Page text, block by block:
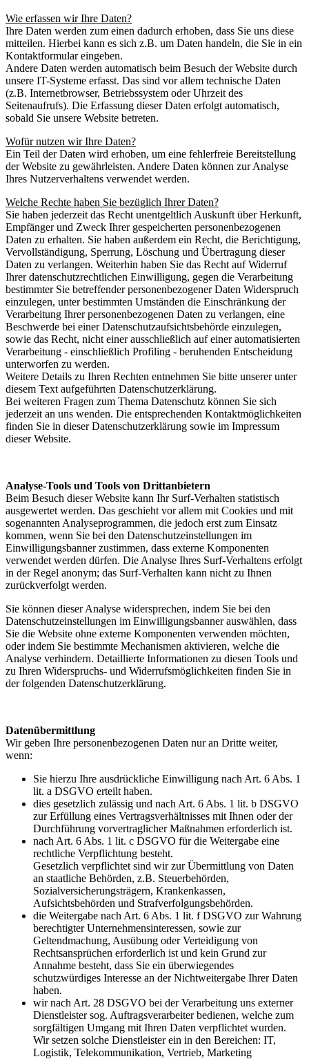
Wie erfassen wir Ihre Daten?
Ihre Daten werden zum einen dadurch erhoben, dass Sie uns diese
mitteilen. Hierbei kann es sich z.B. um Daten handeln, die Sie in ein
Kontaktformular eingeben.
Andere Daten werden automatisch beim Besuch der Website durch
unsere IT-Systeme erfasst. Das sind vor allem technische Daten
(z.B. Internetbrowser, Betriebssystem oder Uhrzeit des
Seitenaufrufs). Die Erfassung dieser Daten erfolgt automatisch,
sobald Sie unsere Website betreten.
Wofür nutzen wir Ihre Daten?
Ein Teil der Daten wird erhoben, um eine fehlerfreie Bereitstellung
der Website zu gewährleisten. Andere Daten können zur Analyse
Ihres Nutzerverhaltens verwendet werden.
Welche Rechte haben Sie bezüglich Ihrer Daten?
Sie haben jederzeit das Recht unentgeltlich Auskunft über Herkunft,
Empfänger und Zweck Ihrer gespeicherten personenbezogenen
Daten zu erhalten. Sie haben außerdem ein Recht, die Berichtigung,
Vervollständigung, Sperrung, Löschung und Übertragung dieser
Daten zu verlangen. Weiterhin haben Sie das Recht auf Widerruf
Ihrer datenschutzrechtlichen Einwilligung, gegen die Verarbeitung
bestimmter Sie betreffender personenbezogener Daten Widerspruch
einzulegen, unter bestimmten Umständen die Einschränkung der
Verarbeitung Ihrer personenbezogenen Daten zu verlangen, eine
Beschwerde bei einer Datenschutzaufsichtsbehörde einzulegen,
sowie das Recht, nicht einer ausschließlich auf einer automatisierten
Verarbeitung - einschließlich Profiling - beruhenden Entscheidung
unterworfen zu werden.
Weitere Details zu Ihren Rechten entnehmen Sie bitte unserer unter
diesem Text aufgeführten Datenschutzerklärung.
Bei weiteren Fragen zum Thema Datenschutz können Sie sich
jederzeit an uns wenden. Die entsprechenden Kontaktmöglichkeiten
finden Sie in dieser Datenschutzerklärung sowie im Impressum
dieser Website.
Analyse-Tools und Tools von Drittanbietern
Beim Besuch dieser Website kann Ihr Surf-Verhalten statistisch
ausgewertet werden. Das geschieht vor allem mit Cookies und mit
sogenannten Analyseprogrammen, die jedoch erst zum Einsatz
kommen, wenn Sie bei den Datenschutzeinstellungen im
Einwilligungsbanner zustimmen, dass externe Komponenten
verwendet werden dürfen. Die Analyse Ihres Surf-Verhaltens erfolgt
in der Regel anonym; das Surf-Verhalten kann nicht zu Ihnen
zurückverfolgt werden.
Sie können dieser Analyse widersprechen, indem Sie bei den
Datenschutzeinstellungen im Einwilligungsbanner auswählen, dass
Sie die Website ohne externe Komponenten verwenden möchten,
oder indem Sie bestimmte Mechanismen aktivieren, welche die
Analyse verhindern. Detaillierte Informationen zu diesen Tools und
zu Ihren Widerspruchs- und Widerrufsmöglichkeiten finden Sie in
der folgenden Datenschutzerklärung.
Datenübermittlung
Wir geben Ihre personenbezogenen Daten nur an Dritte weiter,
wenn:
Sie hierzu Ihre ausdrückliche Einwilligung nach Art. 6 Abs. 1
lit. a DSGVO erteilt haben.
dies gesetzlich zulässig und nach Art. 6 Abs. 1 lit. b DSGVO
zur Erfüllung eines Vertragsverhältnisses mit Ihnen oder der
Durchführung vorvertraglicher Maßnahmen erforderlich ist.
nach Art. 6 Abs. 1 lit. c DSGVO für die Weitergabe eine
rechtliche Verpflichtung besteht.
Gesetzlich verpflichtet sind wir zur Übermittlung von Daten
an staatliche Behörden, z.B. Steuerbehörden,
Sozialversicherungsträgern, Krankenkassen,
Aufsichtsbehörden und Strafverfolgungsbehörden.
die Weitergabe nach Art. 6 Abs. 1 lit. f DSGVO zur Wahrung
berechtigter Unternehmensinteressen, sowie zur
Geltendmachung, Ausübung oder Verteidigung von
Rechtsansprüchen erforderlich ist und kein Grund zur
Annahme besteht, dass Sie ein überwiegendes
schutzwürdiges Interesse an der Nichtweitergabe Ihrer Daten
haben.
wir nach Art. 28 DSGVO bei der Verarbeitung uns externer
Dienstleister sog. Auftragsverarbeiter bedienen, welche zum
sorgfältigen Umgang mit Ihren Daten verpflichtet wurden.
Wir setzen solche Dienstleister ein in den Bereichen: IT,
Logistik, Telekommunikation, Vertrieb, Marketing